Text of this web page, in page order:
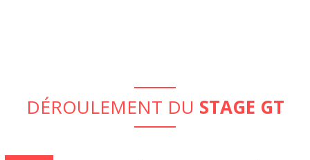
DÉROULEMENT DU STAGE GT